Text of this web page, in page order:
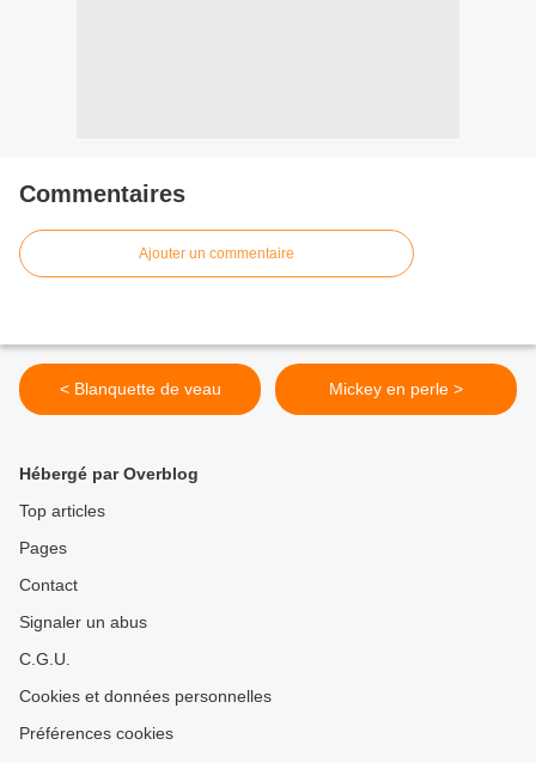
Commentaires
Ajouter un commentaire
< Blanquette de veau Mickey en perle >
Hébergé par Overblog
Top articles
Pages
Contact
Signaler un abus
C.G.U.
Cookies et données personnelles
Préférences cookies